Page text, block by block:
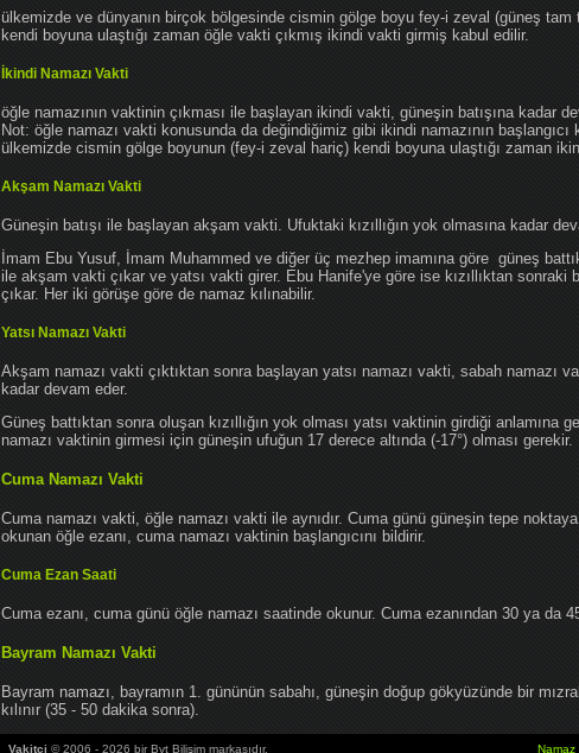
ülkemizde ve dünyanın birçok bölgesinde cismin gölge boyu fey-i zeval (güneş
kendi boyuna ulaştığı zaman öğle vakti çıkmış ikindi vakti girmiş kabul edilir.
İkindi Namazı Vakti
öğle namazının vaktinin çıkması ile başlayan ikindi vakti, güneşin batışına kadar
Not: öğle namazı vakti konusunda da değindiğimiz gibi ikindi namazının
ülkemizde cismin gölge boyunun (fey-i zeval hariç) kendi boyuna ulaştığı zaman
Akşam Namazı Vakti
Güneşin batışı ile başlayan akşam vakti. Ufuktaki kızıllığın yok olmasına kadar
İmam Ebu Yusuf, İmam Muhammed ve diğer üç mezhep imamına göre güneş
ile akşam vakti çıkar ve yatsı vakti girer. Ebu Hanife'ye göre ise kızıllıktan sonraki
çıkar. Her iki görüşe göre de namaz kılınabilir.
Yatsı Namazı Vakti
Akşam namazı vakti çıktıktan sonra başlayan yatsı namazı vakti, sabah namazı
kadar devam eder.
Güneş battıktan sonra oluşan kızıllığın yok olması yatsı vaktinin girdiği anlamına
namazı vaktinin girmesi için güneşin ufuğun 17 derece altında (-17°) olması gerekir.
Cuma Namazı Vakti
Cuma namazı vakti, öğle namazı vakti ile aynıdır. Cuma günü güneşin tepe
okunan öğle ezanı, cuma namazı vaktinin başlangıcını bildirir.
Cuma Ezan Saati
Cuma ezanı, cuma günü öğle namazı saatinde okunur. Cuma ezanından 30 ya da
Bayram Namazı Vakti
Bayram namazı, bayramın 1. gününün sabahı, güneşin doğup gökyüzünde bir
kılınır (35 - 50 dakika sonra).
Vakitci © 2006 - 2026 bir Bvt Bilişim markasıdır. Namaz